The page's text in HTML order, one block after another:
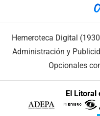
Hemeroteca Digital
Administración y
Opcionales
El Litoral